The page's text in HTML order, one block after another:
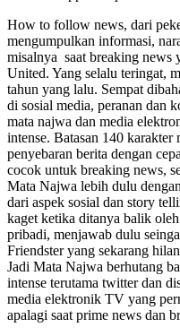
How to follow news, dari
mengumpulkan informasi,
misalnya saat breaking news
United. Yang selalu teringat,
tahun yang lalu. Sempat
di sosial media, peranan dan
mata najwa dan media
intense. Batasan 140 karakter
penyebaran berita dengan
cocok untuk breaking news,
Mata Najwa lebih dulu
dari aspek sosial dan story
kaget ketika ditanya balik
pribadi, menjawab dulu
Friendster yang sekarang
Jadi Mata Najwa berhutang
intense terutama twitter dan
media elektronik TV yang
apalagi saat prime news dan